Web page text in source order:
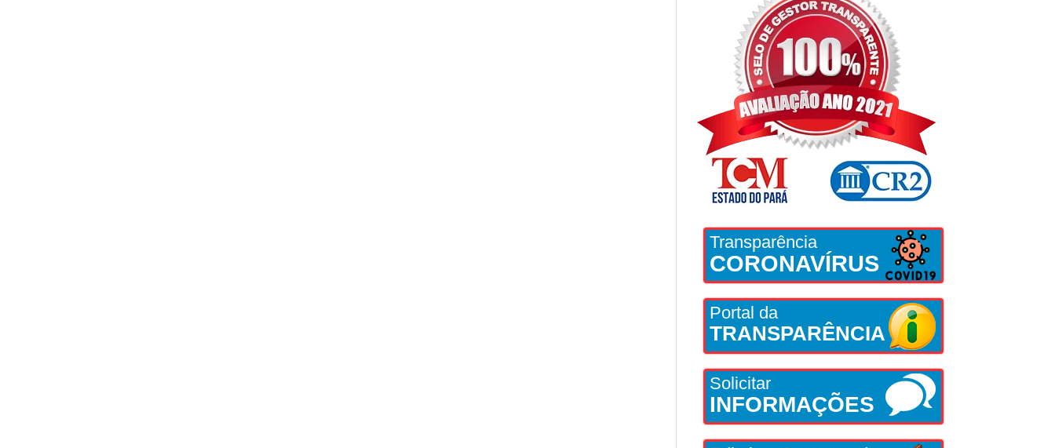
Transparência
CORONAVÍRUS
Portal da
TRANSPARÊNCIA
Solicitar
INFORMAÇÕES